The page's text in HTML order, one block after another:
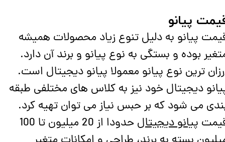
پیانو
پیانو به دلیل تنوع زیاد محصولات همیشه
بوده و بستگی به نوع پیانو و برند آن دارد.
ترین نوع پیانو معمولا پیانو دیجیتال است.
دیجیتال خود نیز به کلاس های مختلفی طبقه
می شود که بر حبس نیاز می توان تهیه کرد.
پیانو دیجیتال
حدودا از 20 میلیون تا 100